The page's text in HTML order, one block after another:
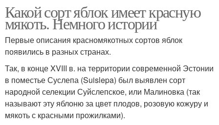
Какой сорт яблок имеет красную
мякоть. Немного истории
Первые описания красномякотных сортов яблок
появились в разных странах.
Так, в конце XVIII в. на территории современной Эстонии
в поместье Суслепа (Suislepa) был выявлен сорт
народной селекции Суйслепское, или Малиновка (так
называют эту яблоню за цвет плодов, розовую кожуру и
мякоть с красными прожилками).